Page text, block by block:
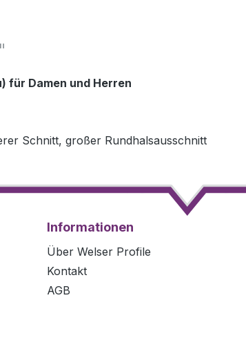
für Damen und Herren
Schnitt, großer Rundhalsausschnitt
Informationen
Über Welser Profile
Kontakt
AGB